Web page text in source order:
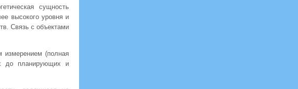
сущность
высокого уровня и
Связь с объектами
(полная
до планирующих и